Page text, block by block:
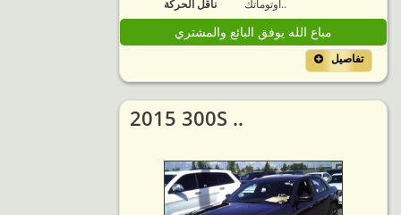
ناقل الحركة
اوتوماتك..
مباع الله يوفق البائع والمشتري
تفاصيل
2015 300S ..